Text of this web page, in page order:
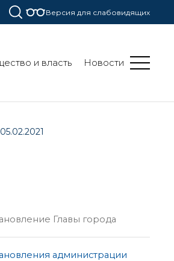
Версия для слабовидящих
и власть Новости
Главы города
администрации